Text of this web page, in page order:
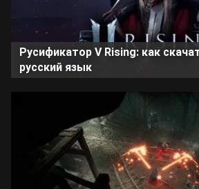
Русификатор V Rising: как
русский язык